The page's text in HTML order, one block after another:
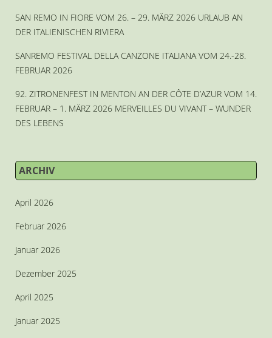
SAN REMO IN FIORE VOM 26. – 29. MÄRZ 2026 URLAUB AN
DER ITALIENISCHEN RIVIERA
SANREMO FESTIVAL DELLA CANZONE ITALIANA VOM 24.-28.
FEBRUAR 2026
92. ZITRONENFEST IN MENTON AN DER CÔTE D’AZUR VOM 14.
FEBRUAR – 1. MÄRZ 2026 MERVEILLES DU VIVANT – WUNDER
DES LEBENS
ARCHIV
April 2026
Februar 2026
Januar 2026
Dezember 2025
April 2025
Januar 2025